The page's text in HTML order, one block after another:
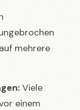
mehrere
Viele
einem